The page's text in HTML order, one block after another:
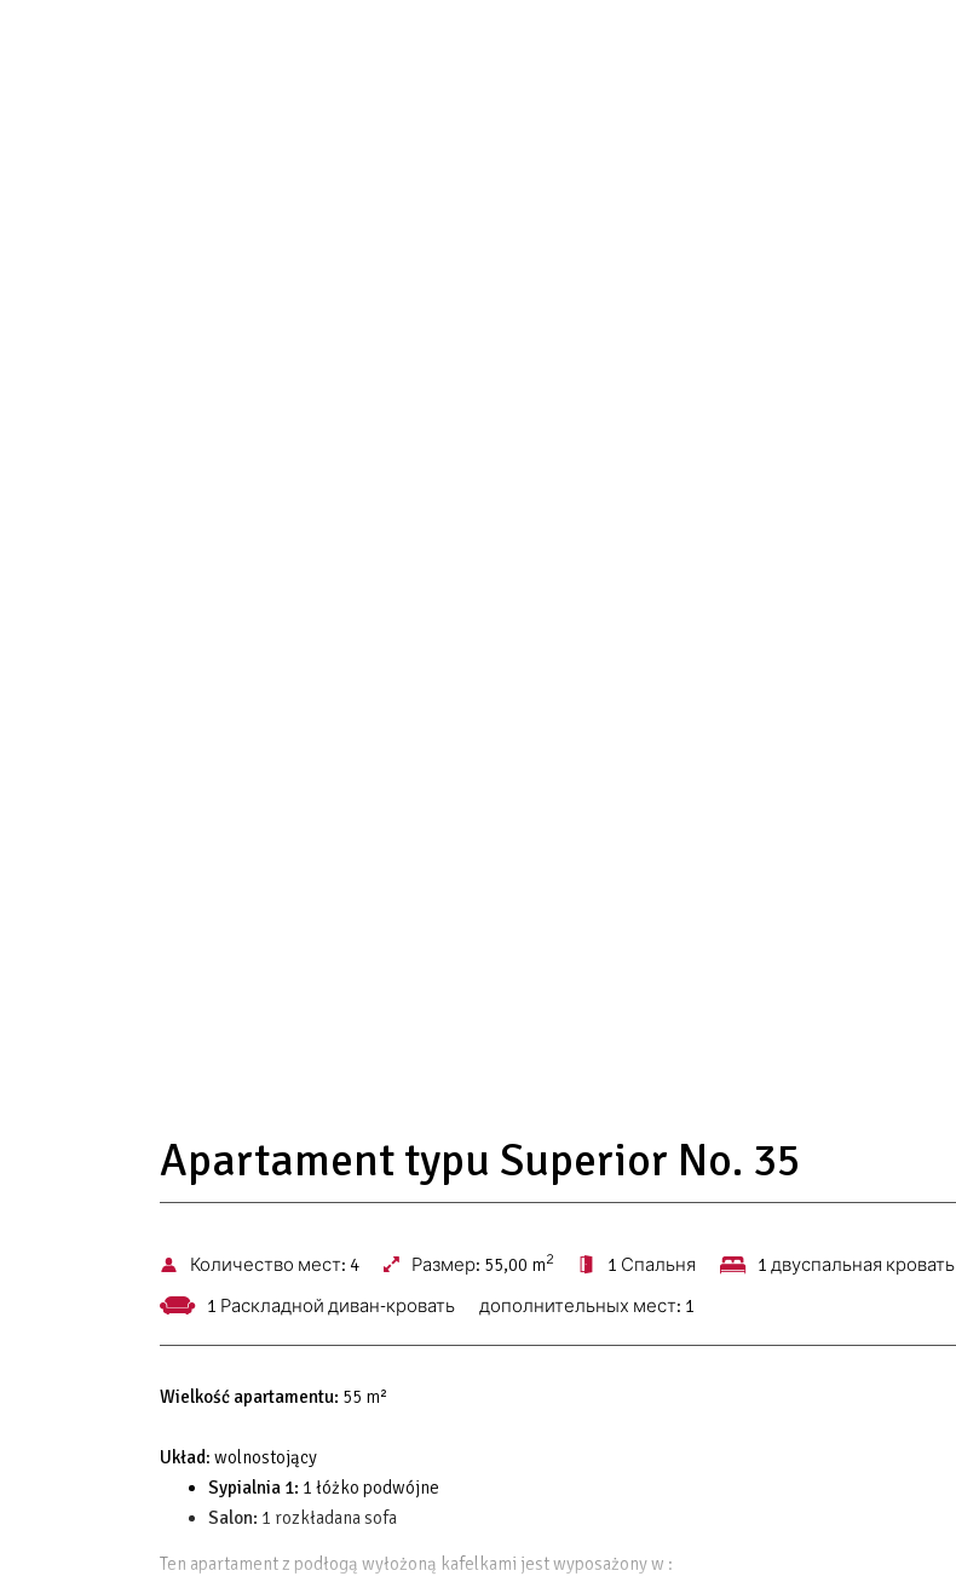
Apartament typu Superior No. 35
Количество мест: 4 Размер: 55,00 m2 1 Спальня
1 двуспальная кровать
1 Раскладной диван-кровать
дополнительных мест: 1
Wielkość apartamentu: 55 m²
Układ: wolnostojący
Sypialnia 1: 1 łóżko podwójne
Salon: 1 rozkładana sofa
Ten apartament z podłogą wyłożoną kafelkami jest wyposażony w :